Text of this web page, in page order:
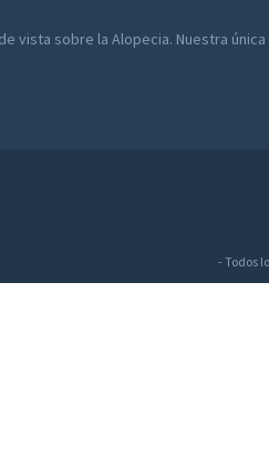
vista sobre la Alopecia. Nuestra
- Todos